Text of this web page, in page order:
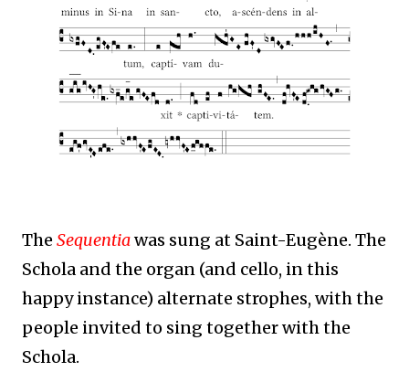
The Sequentiawas sung at Saint-Eugène. The
Schola and the organ (and cello, in this
happy instance) alternate strophes, with the
people invited to sing together with the
Schola.